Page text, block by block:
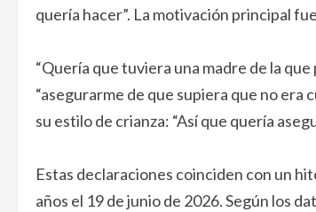
quería hacer”. La motivación principal
“Quería que tuviera una madre de la
“asegurarme de que supiera que no era
su estilo de crianza: “Así que quería
Estas declaraciones coinciden con un
años el 19 de junio de 2026. Según los